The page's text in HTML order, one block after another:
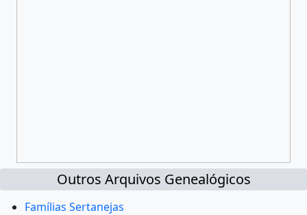
Outros Arquivos Genealógicos
Famílias Sertanejas